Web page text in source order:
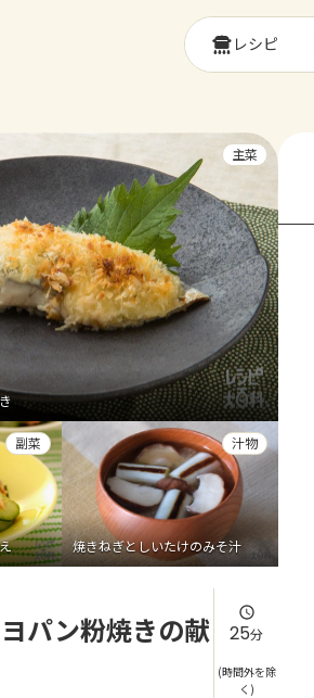
レシピ
主菜
副菜
焼きねぎとしいたけのみそ汁
汁物
パン粉焼きの献
25分
(時間外を除
く)